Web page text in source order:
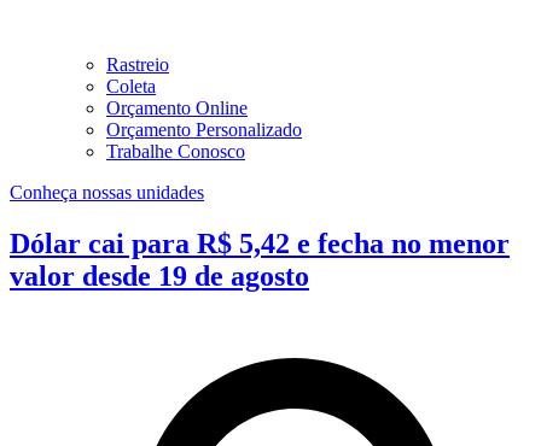
Rastreio
Coleta
Orçamento Online
Orçamento Personalizado
Trabalhe Conosco
Conheça nossas unidades
Dólar cai para R$ 5,42 e fecha no menor
valor desde 19 de agosto